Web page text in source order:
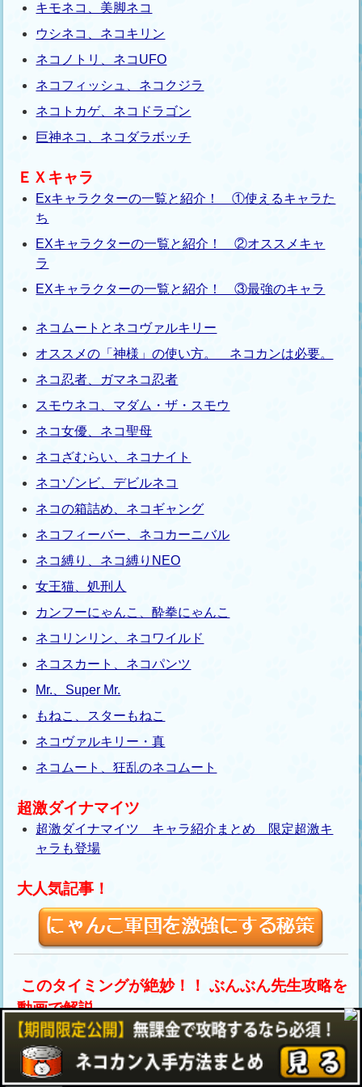
キモネコ、美脚ネコ
ウシネコ、ネコキリン
ネコノトリ、ネコUFO
ネコフィッシュ、ネコクジラ
ネコトカゲ、ネコドラゴン
巨神ネコ、ネコダラボッチ
ＥＸキャラ
Exキャラクターの一覧と紹介！ ①使えるキャラた
ち
EXキャラクターの一覧と紹介！ ②オススメキャ
ラ
EXキャラクターの一覧と紹介！ ③最強のキャラ
ネコムートとネコヴァルキリー
オススメの「神様」の使い方。 ネコカンは必要。
ネコ忍者、ガマネコ忍者
スモウネコ、マダム・ザ・スモウ
ネコ女優、ネコ聖母
ネコざむらい、ネコナイト
ネコゾンビ、デビルネコ
ネコの箱詰め、ネコギャング
ネコフィーバー、ネコカーニバル
ネコ縛り、ネコ縛りNEO
女王猫、処刑人
カンフーにゃんこ、酔拳にゃんこ
ネコリンリン、ネコワイルド
ネコスカート、ネコパンツ
Mr.、Super Mr.
もねこ、スターもねこ
ネコヴァルキリー・真
ネコムート、狂乱のネコムート
超激ダイナマイツ
超激ダイナマイツ キャラ紹介まとめ 限定超激キ
ャラも登場
大人気記事！
このタイミングが絶妙！！ ぶんぶん先生攻略を
動画で解説
にゃんこ大戦争 ぶんぶん先生の攻略を動画で解説
気になるにゃんこキャラグッズ特集